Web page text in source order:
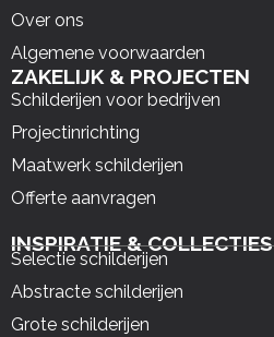
Over ons
Algemene voorwaarden
ZAKELIJK & PROJECTEN
Schilderijen voor bedrijven
Projectinrichting
Maatwerk schilderijen
Offerte aanvragen
INSPIRATIE & COLLECTIES
Selectie schilderijen
Abstracte schilderijen
Grote schilderijen